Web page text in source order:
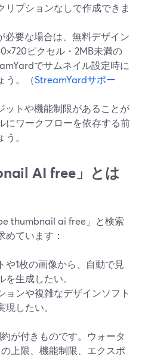
リプションなしで作成できま
必要な場合は、無料デザイン
ピクセル・2MB未満の
でサムネイル設定時に
う。（StreamYardサポー
ットや機能制限があることが
にワークフローを依存する前
。
AI free」とは
thumbnail ai free」と検索
めています：
や1枚の画像から、自動で見
生成したい。
ョンや複雑なデザインソフト
したい。
が付きものです。ウォータ
上限、機能制限、エクスポ